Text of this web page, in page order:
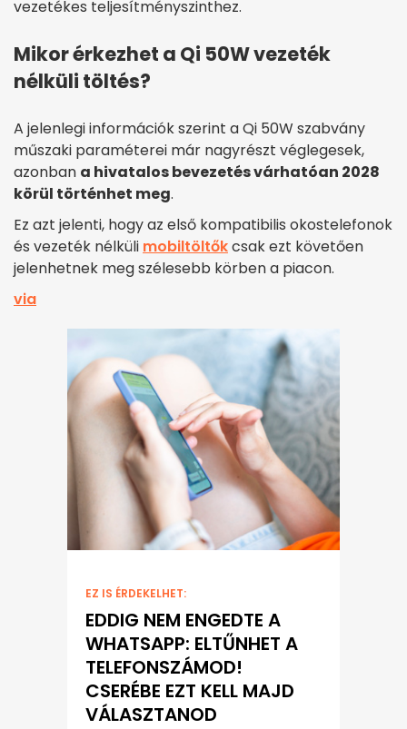
vezetékes teljesítményszinthez.
Mikor érkezhet a Qi 50W vezeték
nélküli töltés?
A jelenlegi információk szerint a Qi 50W szabvány
műszaki paraméterei már nagyrészt véglegesek,
azonban a hivatalos bevezetés várhatóan 2028
körül történhet meg.
Ez azt jelenti, hogy az első kompatibilis okostelefonok
és vezeték nélküli mobiltöltőkcsak ezt követően
jelenhetnek meg szélesebb körben a piacon.
via
EZ IS ÉRDEKELHET:
EDDIG NEM ENGEDTE A
WHATSAPP: ELTŰNHET A
TELEFONSZÁMOD!
CSERÉBE EZT KELL MAJD
VÁLASZTANOD